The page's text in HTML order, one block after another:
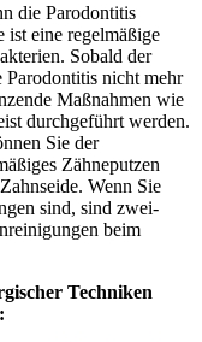
die Parodontitis
ist eine regelmäßige
Sobald der
Parodontitis nicht mehr
Maßnahmen wie
durchgeführt werden.
Sie der
Zähneputzen
Wenn Sie
sind, sind zwei-
beim
Techniken